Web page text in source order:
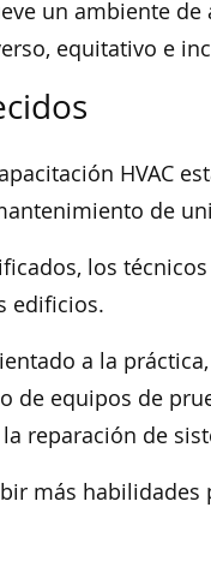
un ambiente
equitativo e
HVAC
de
los
edificios.
a la
de equipos de
reparación de
más